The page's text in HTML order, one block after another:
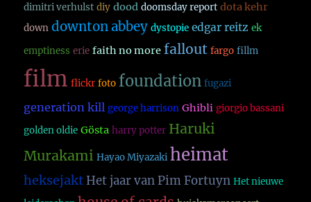
dimitri verhulst diy dood doomsday report dota kehr
down downton abbey dystopie edgar reitz ek
emptiness erie faith no more fallout fargo fillm
film flickr foto foundation fugazi
generation kill george harrison Ghibli giorgio bassani
golden oldie Gösta harry potter Haruki
Murakami Hayao Miyazaki heimat
heksejakt Het jaar van Pim Fortuyn Het nieuwe